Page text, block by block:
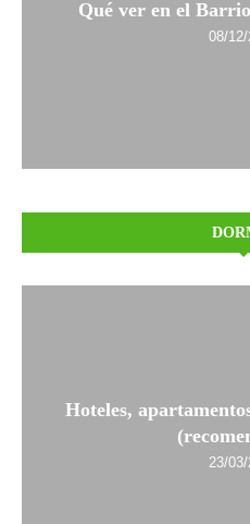
Qué ver en el
08/
Hoteles,
23/